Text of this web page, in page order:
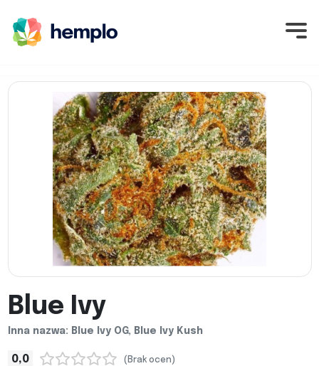
Blue Ivy
Inna nazwa: Blue Ivy OG, Blue Ivy Kush
0,0 (Brak ocen)